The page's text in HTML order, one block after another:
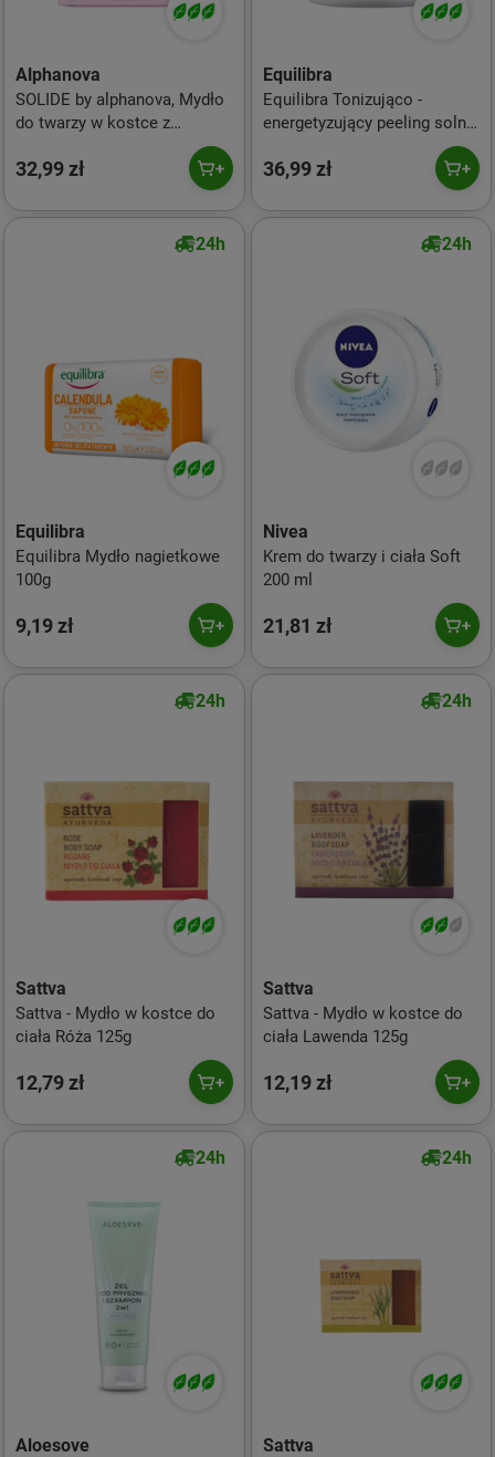
Alphanova
SOLIDE by alphanova, Mydło
do twarzy w kostce z
olejkiem jojoba i słodkimi
migdałami, 75 g
32,99 zł
Equilibra
Equilibra Tonizująco -
energetyzujący peeling solny
36,99 zł
24h
Equilibra
Equilibra Mydło nagietkowe
100g
9,19 zł
24h
Nivea
Krem do twarzy i ciała Soft
200 ml
21,81 zł
24h
Sattva
Sattva - Mydło w kostce do
ciała Róża 125g
12,79 zł
24h
Sattva
Sattva - Mydło w kostce do
ciała Lawenda 125g
12,19 zł
24h
Aloesove
24h
Sattva